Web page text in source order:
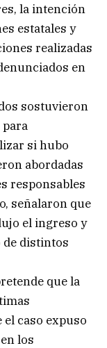
la intención
estatales y
realizadas
en
sostuvieron
si hubo
abordadas
responsables
señalaron que
el ingreso y
de distintos
que la
caso expuso
los